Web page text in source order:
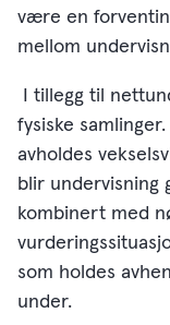
være en
mellom
I tillegg til
fysiske
avholdes
blir undervisning
kombinert med
som holdes
under.